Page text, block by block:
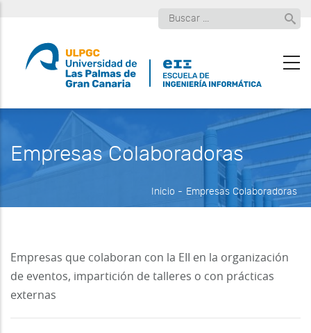
contenido
principal
Buscar
Inicio - Empresas Colaboradoras
Empresas Colaboradoras
Empresas que colaboran con la EII en la organización
de eventos, impartición de talleres o con prácticas
externas